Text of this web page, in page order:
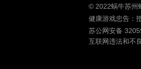
© 2022蜗牛苏州
健康游戏忠告：
苏公网安备
互联网违法和不